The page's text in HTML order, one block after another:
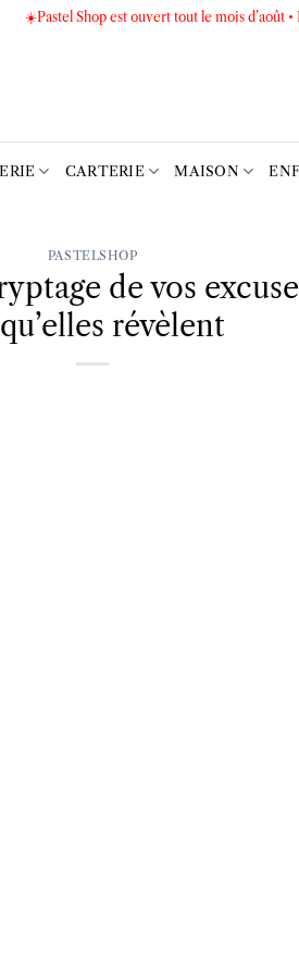
☀️Pastel Shop est ouvert tout le mois d’août
CARTERIE MAISON
PASTELSHOP
de vos
révèlent